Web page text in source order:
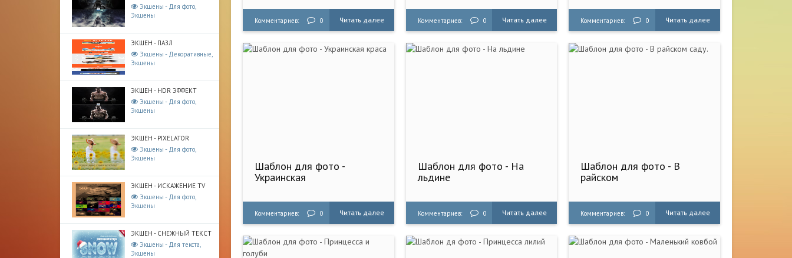
Экшены - Для фото,
Экшены
ЭКШЕН - ПАЗЛ
Экшены - Декоративные,
Экшены
ЭКШЕН - HDR ЭФФЕКТ
Экшены - Для фото,
Экшены
ЭКШЕН - PIXELATOR
Экшены - Для фото,
Экшены
ЭКШЕН - ИСКАЖЕНИЕ TV
Экшены - Для фото,
Экшены
ЭКШЕН - СНЕЖНЫЙ ТЕКСТ
Экшены - Для текста,
Экшены
Комментариев: 0 Читать далее Комментариев: 0 Читать далее Комментариев: 0 Читать далее
Шаблон для фото -
Украинская
Комментариев: 0 Читать далее
Шаблон для фото - На
льдине
Комментариев: 0 Читать далее
Шаблон для фото - В
райском
Комментариев: 0 Читать далее